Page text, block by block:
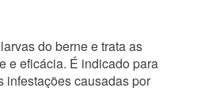
do berne e trata as
e eficácia. É indicado para
infestações causadas por